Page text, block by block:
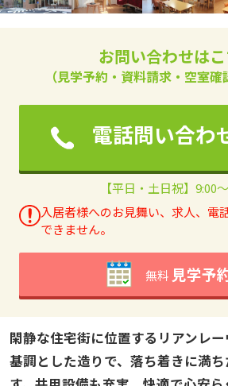
お問い合わせは
（見学予約・資料請求・空室確
電話問い合わ
【平日・土日祝】9:00
入居者様へのお見舞い、求人、電
できません。
無料 見学予
閑静な住宅街に位置するリアンレ
基調とした造りで、落ち着きに満